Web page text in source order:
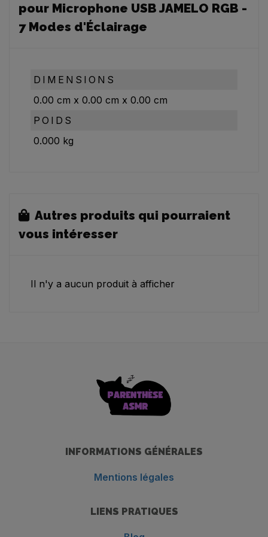
pour Microphone USB JAMELO RGB -
7 Modes d'Éclairage
DIMENSIONS
0.00 cm x 0.00 cm x 0.00 cm
POIDS
0.000 kg
Autres produits qui pourraient
vous intéresser
Il n'y a aucun produit à afficher
INFORMATIONS GÉNÉRALES
Mentions légales
LIENS PRATIQUES